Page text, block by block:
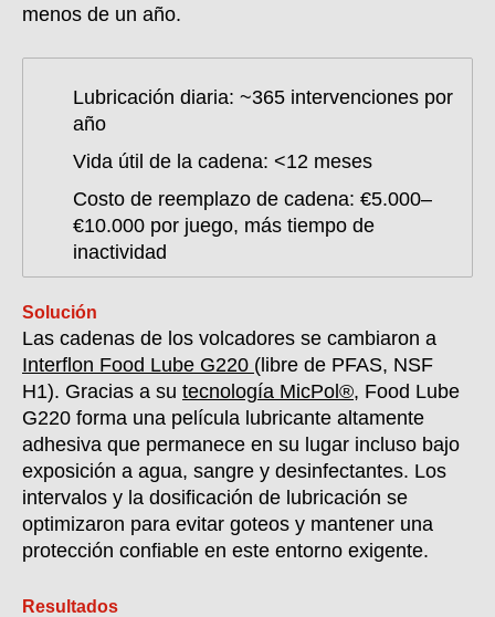
menos de un año.
Lubricación diaria: ~365 intervenciones por
año
Vida útil de la cadena: <12 meses
Costo de reemplazo de cadena: €5.000–
€10.000 por juego, más tiempo de
inactividad
Solución
Las cadenas de los volcadores se cambiaron a
Interflon Food Lube G220 (libre de PFAS, NSF
H1). Gracias a su tecnología MicPol®, Food Lube
G220 forma una película lubricante altamente
adhesiva que permanece en su lugar incluso bajo
exposición a agua, sangre y desinfectantes. Los
intervalos y la dosificación de lubricación se
optimizaron para evitar goteos y mantener una
protección confiable en este entorno exigente.
Resultados